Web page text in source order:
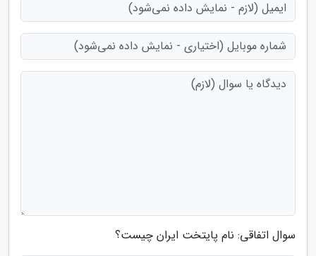
سوال اتفاقی: نام پایتخت ایران چیست؟